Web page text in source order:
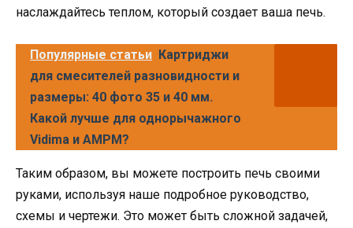
наслаждайтесь теплом, который создает ваша печь.
Популярные статьи Картриджи
для смесителей разновидности и
размеры: 40 фото 35 и 40 мм.
Какой лучше для однорычажного
Vidima и AMPM?
Таким образом, вы можете построить печь своими
руками, используя наше подробное руководство,
схемы и чертежи. Это может быть сложной задачей,